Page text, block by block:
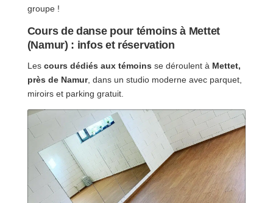
groupe !
Cours de danse pour témoins à Mettet
(Namur) : infos et réservation
Les cours dédiés aux témoins se déroulent à Mettet,
près de Namur, dans un studio moderne avec parquet,
miroirs et parking gratuit.